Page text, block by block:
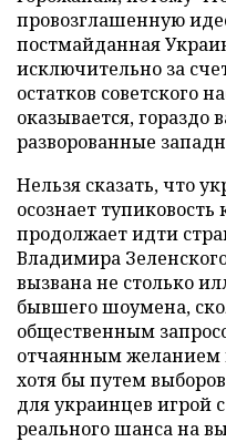
провозглашенную
постмайданная
исключительно за
остатков советского
оказывается, гораздо
разворованные
Нельзя сказать, что
осознает
продолжает идти
Владимира
вызвана не столько
бывшего шоумена,
общественным
отчаянным желанием
хотя бы путем
для украинцев игрой
реального шанса на